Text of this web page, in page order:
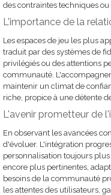
des contraintes techniques
L'importance de la
Les espaces de jeu les plus
traduit par des systèmes de
privilégiés ou des attentions
communauté.
maintenir un climat de
riche, propice à une détente
L'avenir prometteur de
En observant les avancées
d'évoluer. L'intégration
personnalisation toujours
encore plus pertinentes,
besoins de la communauté
les attentes des utilisateurs,